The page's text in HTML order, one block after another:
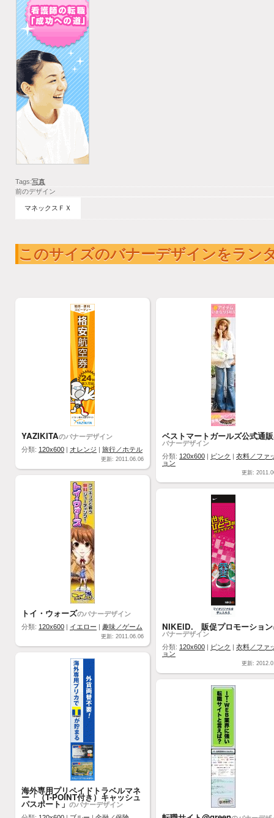
Tags:写真
前のデザイン
マネックスＦＸ
このサイズのバナーデザインをラン
YAZIKITAのバナーデザイン
分類: 120x600 | オレンジ | 旅行／ホテル
更新: 2011.06.06
ベストマートガールズ公式通販
バナーデザイン
分類: 120x600 | ピンク | 衣料／ファ
ョン
更新:
トイ・ウォーズのバナーデザイン
分類: 120x600 | イエロー | 趣味／ゲーム
更新: 2011.06.06
NIKEiD. 販促プロモーション
バナーデザイン
分類: 120x600 | ピンク | 衣料／ファ
ョン
更新:
海外専用プリペイドトラベルマネ
ー「（T-POINT付き）キャッシュ
パスポート」のバナーデザイン